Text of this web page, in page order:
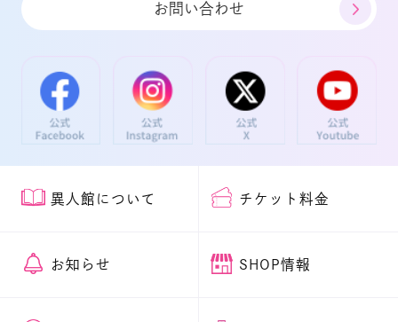
お問い合わせ
異人館について チケット料金
お知らせ SHOP情報